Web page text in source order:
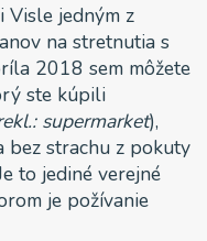
jedným z
na stretnutia s
2018 sem môžete
ste kúpili
supermarket),
bez strachu z pokuty
to jediné verejné
je požívanie